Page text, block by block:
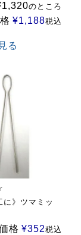
1,320のところ
¥1,188税込
る
に》ツマミッ
格 ¥352税込